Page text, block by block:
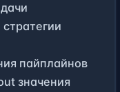
пайплайнов
значения